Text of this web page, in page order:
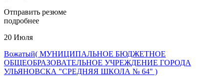
Отправить резюме
подробнее
20 Июля
Вожатый( МУНИЦИПАЛЬНОЕ БЮДЖЕТНОЕ
ОБЩЕОБРАЗОВАТЕЛЬНОЕ УЧРЕЖДЕНИЕ ГОРОДА
УЛЬЯНОВСКА "СРЕДНЯЯ ШКОЛА № 64" )